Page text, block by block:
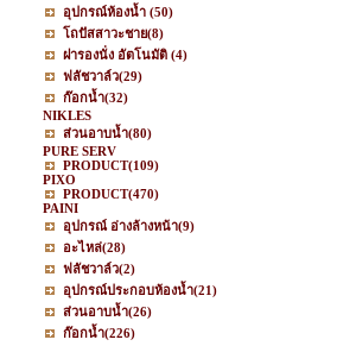
อุปกรณ์ห้องน้ำ (50)
โถปัสสาวะชาย(8)
ฝารองนั่ง อัตโนมัติ (4)
ฟลัชวาล์ว(29)
ก๊อกน้ำ(32)
NIKLES
ส่วนอาบน้ำ(80)
PURE SERV
PRODUCT(109)
PIXO
PRODUCT(470)
PAINI
อุปกรณ์ อ่างล้างหน้า(9)
อะไหล่(28)
ฟลัชวาล์ว(2)
อุปกรณ์ประกอบห้องน้ำ(21)
ส่วนอาบน้ำ(26)
ก๊อกน้ำ(226)